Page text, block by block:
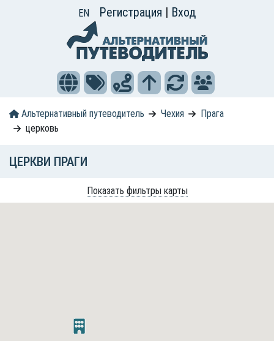
EN Регистрация | Вход
Альтернативный путеводитель Чехия
Прага
церковь
ЦЕРКВИ ПРАГИ
Показать фильтры карты